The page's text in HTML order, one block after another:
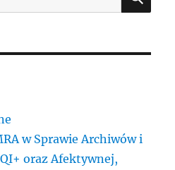
w Sprawie Archiwów i
oraz Afektywnej,